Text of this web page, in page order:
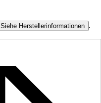
Siehe Herstellerinformationen .